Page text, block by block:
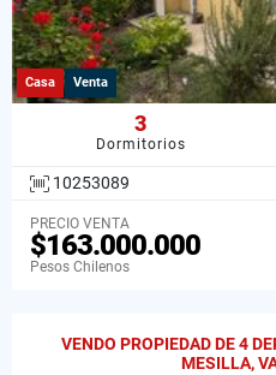
Casa Venta
3
Dormitorios
10253089
PRECIO VENTA
$163.000.000
Pesos Chilenos
VENDO PROPIEDAD DE 4
MESILLA,